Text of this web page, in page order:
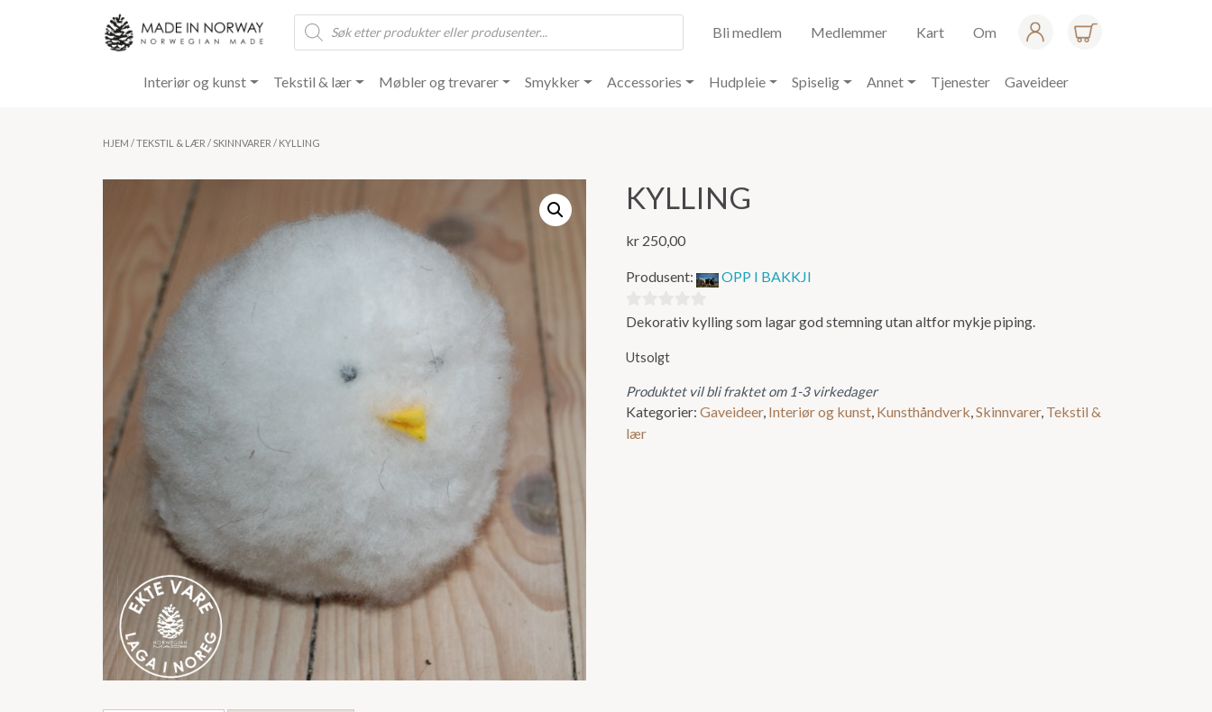
Products
search
Bli medlem Medlemmer Kart Om
Interiør og kunst Tekstil & lær Møbler og trevarer Smykker Accessories Hudpleie Spiselig Annet Tjenester Gaveideer
HJEM /TEKSTIL & LÆR / SKINNVARER / KYLLING
KYLLING
kr 250,00
Produsent: OPP I BAKKJI
0
av
5
Dekorativ kylling som lagar god stemning utan altfor mykje piping.
Utsolgt
Produktet vil bli fraktet om 1-3 virkedager
Kategorier:Gaveideer, Interiør og kunst, Kunsthåndverk,Skinnvarer, Tekstil &
lær